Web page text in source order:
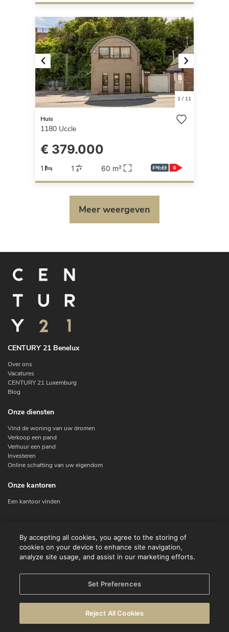
Previous Next
1/ 11
Huis
1180 Uccle
€ 379.000
1 1 60 m²
Meer weergeven
CENTURY 21 Benelux
Over ons
Vacatures
CENTURY 21 Luxemburg
Blog
Onze diensten
Vind de woning van uw dromen
Verkoop een pand
Verhuur een pand
Investeren
Online schatting van uw eigendom
Onze kantoren
Een kantoor vinden
Contact
Facebook
By accepting all cookies, you agree to the storing of
cookies on your device to enhance site navigation,
analyze site usage, and assist in our marketing efforts.
Set Preferences
Reject All Cookies